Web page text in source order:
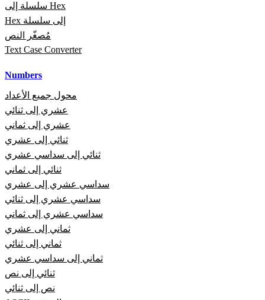
سلسلة إلى Hex
Hex إلى سلسلة
مُصغّر النص
Text Case Converter
Numbers
محول جميع الأعداد
عشري إلى ثنائي
عشري إلى ثماني
ثنائي إلى عشري
ثنائي إلى سداسي عشري
ثنائي إلى ثماني
سداسي عشري إلى عشري
سداسي عشري إلى ثنائي
سداسي عشري إلى ثماني
ثماني إلى عشري
ثماني إلى ثنائي
ثماني إلى سداسي عشري
ثنائي إلى نص
نص إلى ثنائي